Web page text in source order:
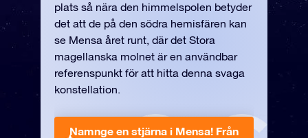
plats så nära den himmelspolen betyder
det att de på den södra hemisfären kan
se Mensa året runt, där det Stora
magellanska molnet är en användbar
referenspunkt för att hitta denna svaga
konstellation.
Namnge en stjärna i Mensa! Från